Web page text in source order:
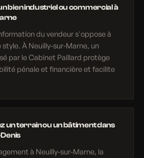
bien industriel ou commercial à
du vendeur s'oppose à
À Neuilly-sur-Marne, un
par le Cabinet Paillard protège
pénale et financière et facilite
un terrain ou un bâtiment dans
à Neuilly-sur-Marne, la